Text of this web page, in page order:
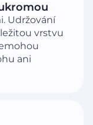
Udržování
vrstvu
ani